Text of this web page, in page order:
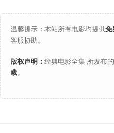
温馨提示：本站所有电影均提供免
客服协助。
版权声明： 经典电影全集 所发布
载。